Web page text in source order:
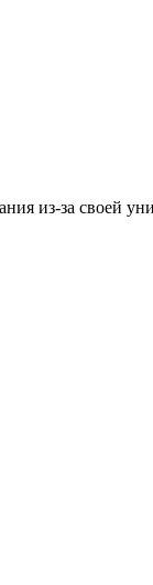
из-за своей